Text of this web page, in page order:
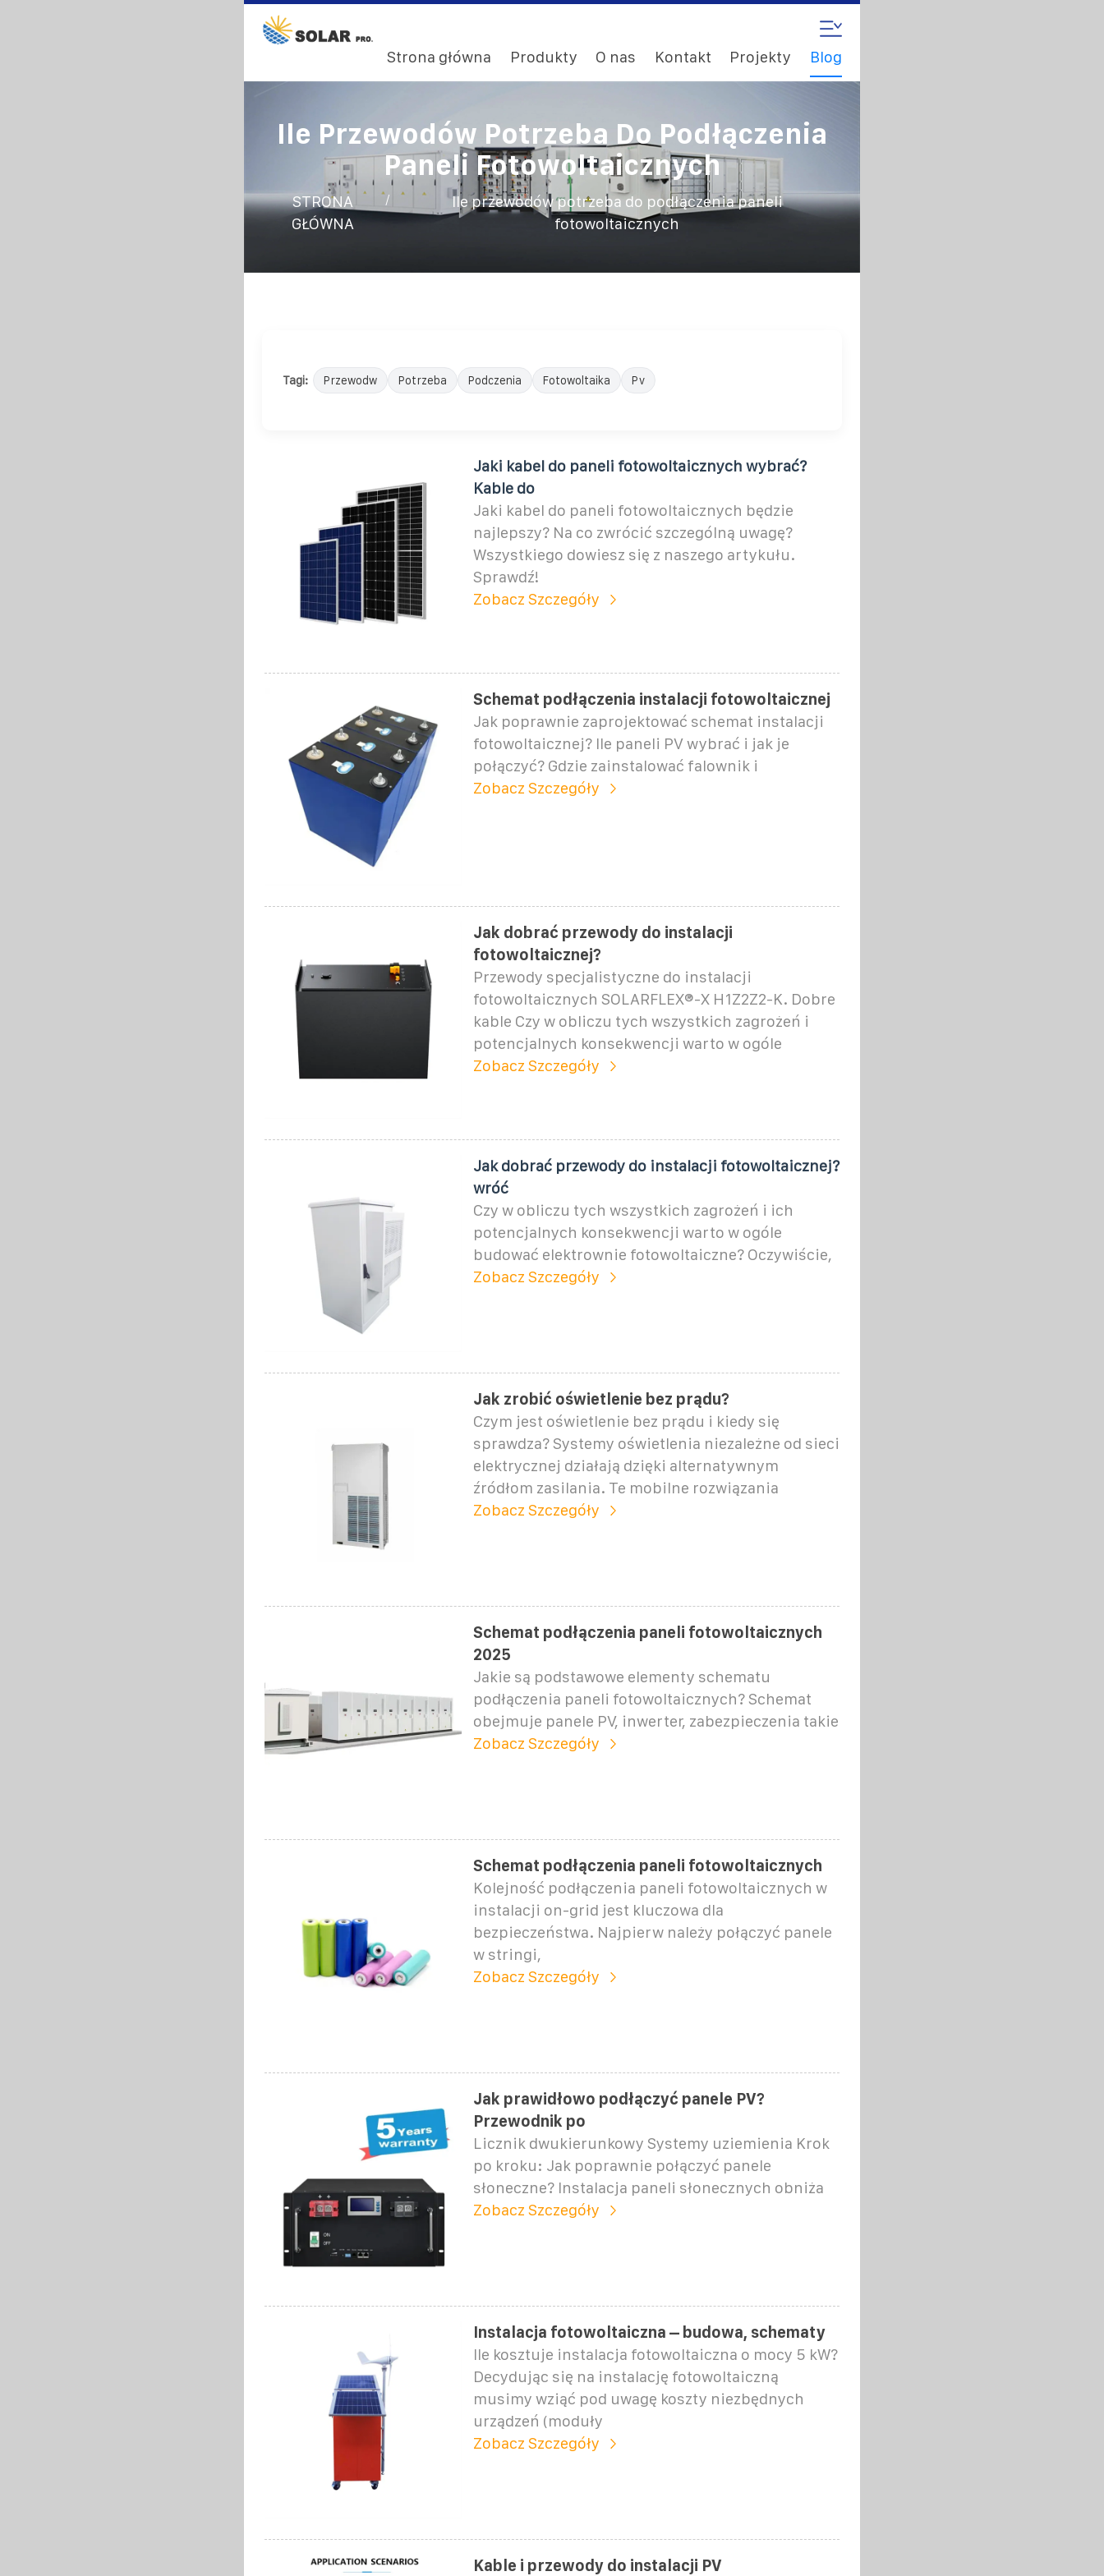
Strona główna Produkty O nas Kontakt Projekty Blog
Ile Przewodów Potrzeba Do Podłączenia
Paneli Fotowoltaicznych
STRONA
GŁÓWNA
/
Ile przewodów potrzeba do podłączenia paneli
fotowoltaicznych
Tagi: Przewodw Potrzeba Podczenia Fotowoltaika Pv
Jaki kabel do paneli fotowoltaicznych wybrać?
Kable do
Jaki kabel do paneli fotowoltaicznych będzie
najlepszy? Na co zwrócić szczególną uwagę?
Wszystkiego dowiesz się z naszego artykułu.
Sprawdź!
Zobacz Szczegóły
Schemat podłączenia instalacji fotowoltaicznej
Jak poprawnie zaprojektować schemat instalacji
fotowoltaicznej? Ile paneli PV wybrać i jak je
połączyć? Gdzie zainstalować falownik i
Zobacz Szczegóły
Jak dobrać przewody do instalacji
fotowoltaicznej?
Przewody specjalistyczne do instalacji
fotowoltaicznych SOLARFLEX®-X H1Z2Z2-K. Dobre
kable Czy w obliczu tych wszystkich zagrożeń i
potencjalnych konsekwencji warto w ogóle
Zobacz Szczegóły
Jak dobrać przewody do instalacji fotowoltaicznej?
wróć
Czy w obliczu tych wszystkich zagrożeń i ich
potencjalnych konsekwencji warto w ogóle
budować elektrownie fotowoltaiczne? Oczywiście,
Zobacz Szczegóły
Jak zrobić oświetlenie bez prądu?
Czym jest oświetlenie bez prądu i kiedy się
sprawdza? Systemy oświetlenia niezależne od sieci
elektrycznej działają dzięki alternatywnym
źródłom zasilania. Te mobilne rozwiązania
Zobacz Szczegóły
Schemat podłączenia paneli fotowoltaicznych
2025
Jakie są podstawowe elementy schematu
podłączenia paneli fotowoltaicznych? Schemat
obejmuje panele PV, inwerter, zabezpieczenia takie
Zobacz Szczegóły
Schemat podłączenia paneli fotowoltaicznych
Kolejność podłączenia paneli fotowoltaicznych w
instalacji on-grid jest kluczowa dla
bezpieczeństwa. Najpierw należy połączyć panele
w stringi,
Zobacz Szczegóły
Jak prawidłowo podłączyć panele PV?
Przewodnik po
Licznik dwukierunkowy Systemy uziemienia Krok
po kroku: Jak poprawnie połączyć panele
słoneczne? Instalacja paneli słonecznych obniża
Zobacz Szczegóły
Instalacja fotowoltaiczna – budowa, schematy
Ile kosztuje instalacja fotowoltaiczna o mocy 5 kW?
Decydując się na instalację fotowoltaiczną
musimy wziąć pod uwagę koszty niezbędnych
urządzeń (moduły
Zobacz Szczegóły
Kable i przewody do instalacji PV